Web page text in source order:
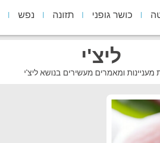
כושר גופני תזונה נפש
ליצ'י
מעניינות ומאמרים מעשירים בנושא ליצ'י